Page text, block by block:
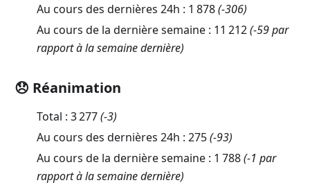
Au cours des dernières 24h : 1 878(-306)
Au cours de la dernière semaine : 11 212(-59 par
rapport à la semaine dernière)
😞 Réanimation
Total : 3 277(-3)
Au cours des dernières 24h : 275(-93)
Au cours de la dernière semaine : 1 788(-1 par
rapport à la semaine dernière)